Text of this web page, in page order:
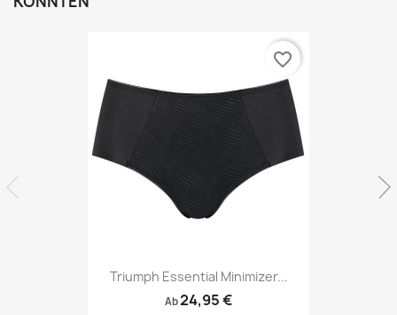
Triumph Essential Minimizer...
Ab24,95 €
favorite_border